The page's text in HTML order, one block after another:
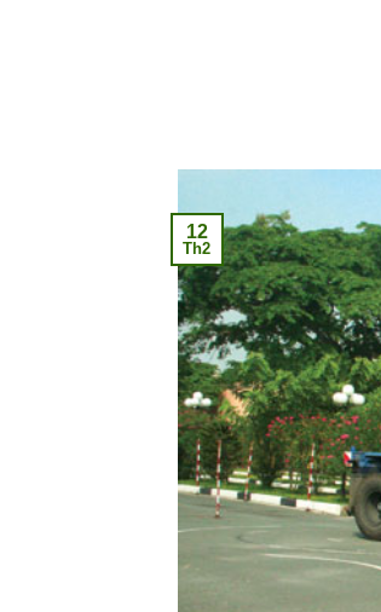
12
Th2